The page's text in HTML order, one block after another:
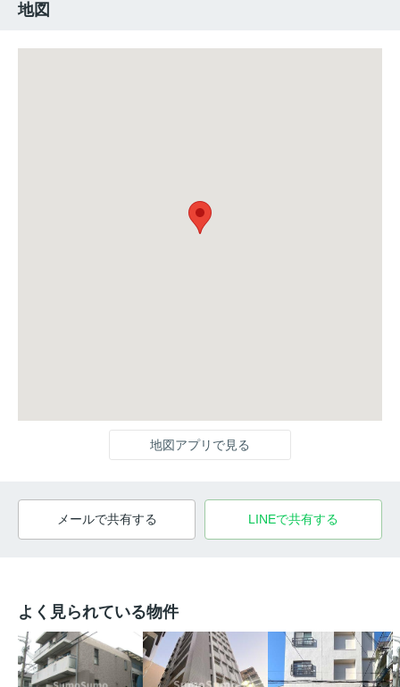
地図
地図アプリで見る
メールで共有する LINEで共有する
よく見られている物件